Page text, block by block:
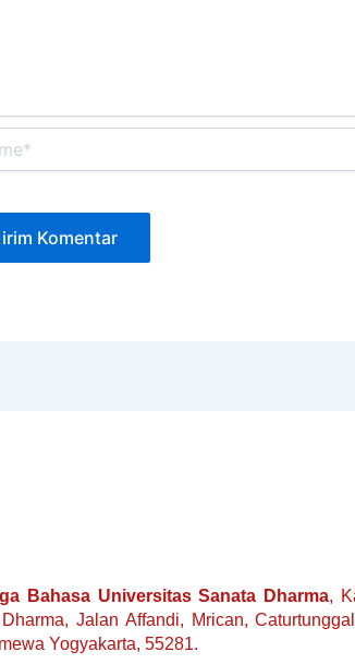
Bahasa Universitas Sanata Dharma,
Jalan Affandi, Mrican,
Yogyakarta, 55281.